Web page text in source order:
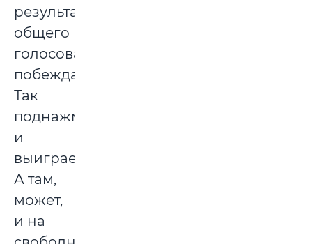
результатам
общего
голосования
побеждает.
Так
поднажмем
и
выиграем!
А там,
может,
и на